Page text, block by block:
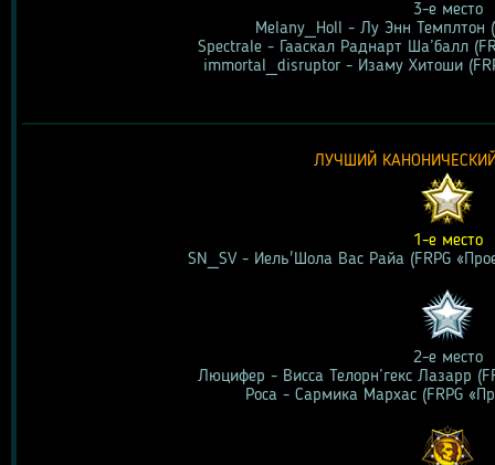
3-е место
Melany_Holl - Лу Энн Темплтон
Spectrale - Гааскал Раднарт Ша’балл
immortal_disruptor - Изаму Хитоши
ЛУЧШИЙ
1-е место
SN_SV - Иель'Шола Вас Райа (FRPG
2-е место
Люцифер - Висса Телорн’гекс Лазарр
Роса - Сармика Мархас (FRPG